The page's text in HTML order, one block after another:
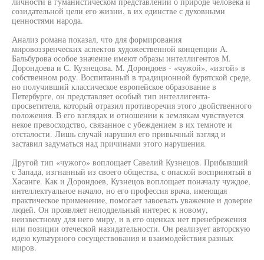
созидательной цели его жизни, в их единстве с духовными
ценностями народа.
Анализ романа показал, что для формирования
мировоззренческих аспектов художественной концепции А.
Бальбурова особое значение имеют образы интеллигентов М.
Дорондоева и С. Кузнецова. М. Дорондоев - «чужой», «изгой» в
собственном роду. Воспитанный в традиционной бурятской среде,
но получивший классическое европейское образование в
Петербурге, он представляет особый тип интеллигента-
просветителя, который отразил противоречия этого двойственного
положения. В его взглядах и отношении к землякам чувствуется
некое превосходство, связанное с убеждением в их темноте и
отсталости. Лишь случай нарушил его привычный взгляд и
заставил задуматься над причинами этого нарушения.
Другой тип «чужого» воплощает Савелий Кузнецов. Прибывший
с Запада, изгнанный из своего общества, с опаской воспринятый в
Хасанге. Как и Дорондоев, Кузнецов воплощает поначалу чуждое,
интеллектуальное начало, но его профессия врача, имеющая
практическое применение, помогает завоевать уважение и доверие
людей. Он проявляет неподдельный интерес к новому,
неизвестному для него миру, и в его оценках нет пренебрежения
или позиции отеческой назидательности. Он реализует авторскую
идею культурного сосуществования и взаимодействия разных
миров.